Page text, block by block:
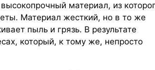
материал, из
Материал жесткий, но в то же
пыль и грязь. В результате
который, к тому же, непросто